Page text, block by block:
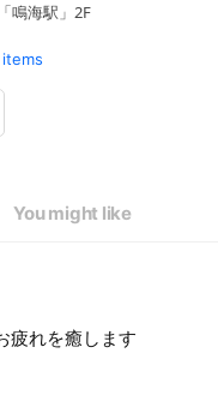
鳴海駅」2F
You might like
疲れを癒します